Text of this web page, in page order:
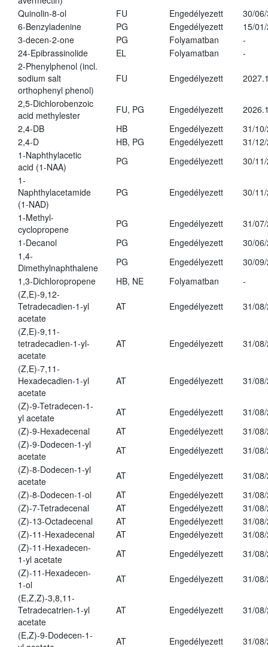
Quinolin-8-ol
FU Engedélyezett
30/
6-Benzyladenine
PG Engedélyezett
15/
3-decen-2-one
PG Folyamatban
-
24-Epibrassinolide
EL Folyamatban
-
2-Phenylphenol (incl.
sodium salt
orthophenyl phenol)
FU Engedélyezett
2,5-Dichlorobenzoic
acid methylester
FU, PG Engedélyezett
2,4-DB
HB Engedélyezett
31/
2,4-D
HB, PG Engedélyezett
31/
1-Naphthylacetic
acid (1-NAA)
PG Engedélyezett
30/
1-
Naphthylacetamide
(1-NAD)
PG Engedélyezett 30/
1-Methyl-
cyclopropene
PG Engedélyezett
31/
1-Decanol
PG Engedélyezett
30/
1,4-
Dimethylnaphthalene
PG Engedélyezett
30/
1,3-Dichloropropene
HB, NE Folyamatban
-
(Z,E)-9,12-
Tetradecadien-1-yl
acetate
AT Engedélyezett 31/
(Z,E)-9,11-
tetradecadien-1-yl-
acetate
AT Engedélyezett 31/
(Z,E)-7,11-
Hexadecadien-1-yl
acetate
AT Engedélyezett 31/
(Z)-9-Tetradecen-1-
yl acetate
AT Engedélyezett
31/
(Z)-9-Hexadecenal
AT Engedélyezett
31/
(Z)-9-Dodecen-1-yl
acetate
AT Engedélyezett
31/
(Z)-8-Dodecen-1-yl
acetate
AT Engedélyezett
31/
(Z)-8-Dodecen-1-ol
AT Engedélyezett
31/
(Z)-7-Tetradecenal
AT Engedélyezett
31/
(Z)-13-Octadecenal
AT Engedélyezett
31/
(Z)-11-Hexadecenal
AT Engedélyezett
31/
(Z)-11-Hexadecen-
1-yl acetate
AT Engedélyezett
31/
(Z)-11-Hexadecen-
1-ol
AT Engedélyezett
31/
(E,Z,Z)-3,8,11-
Tetradecatrien-1-yl
acetate
AT Engedélyezett 31/
(E,Z)-9-Dodecen-1-
AT Engedélyezett
31/